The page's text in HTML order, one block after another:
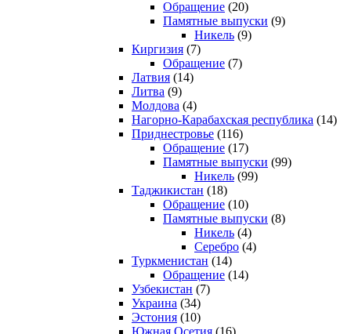
Обращение (20)
Памятные выпуски (9)
Никель (9)
Киргизия (7)
Обращение (7)
Латвия (14)
Литва (9)
Молдова (4)
Нагорно-Карабахская республика (14)
Приднестровье (116)
Обращение (17)
Памятные выпуски (99)
Никель (99)
Таджикистан (18)
Обращение (10)
Памятные выпуски (8)
Никель (4)
Серебро (4)
Туркменистан (14)
Обращение (14)
Узбекистан (7)
Украина (34)
Эстония (10)
Южная Осетия (16)